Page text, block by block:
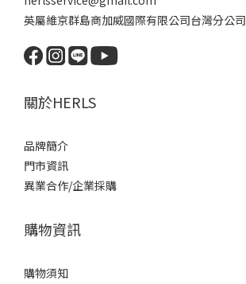
英屬維京群島商加威國際有限公司台灣分公司
關於HERLS
品牌簡介
門市資訊
異業合作/企業採購
購物資訊
購物須知